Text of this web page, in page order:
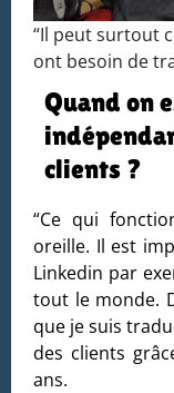
“Il peut surtout
ont besoin de
Quand on
clients ?
“Ce qui
oreille. Il est
Linkedin par
tout le monde.
que je suis
des clients
ans.